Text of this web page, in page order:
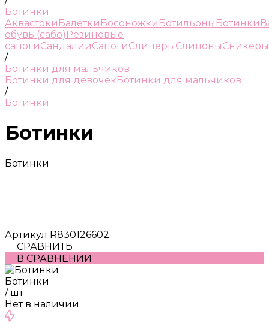
Ботинки
Аквастоки Балетки Босоножки Ботильоны Ботинки
обувь (сабо) Резиновые
сапогиСандалииСапогиСлиперыСлипоныСникеры
/
Ботинки для мальчиков
Ботинки для девочекБотинки для мальчиков
/
Ботинки
Ботинки
Ботинки
Артикул R830126602
СРАВНИТЬ
В СРАВНЕНИИ
Ботинки
/ шт
Нет в наличии